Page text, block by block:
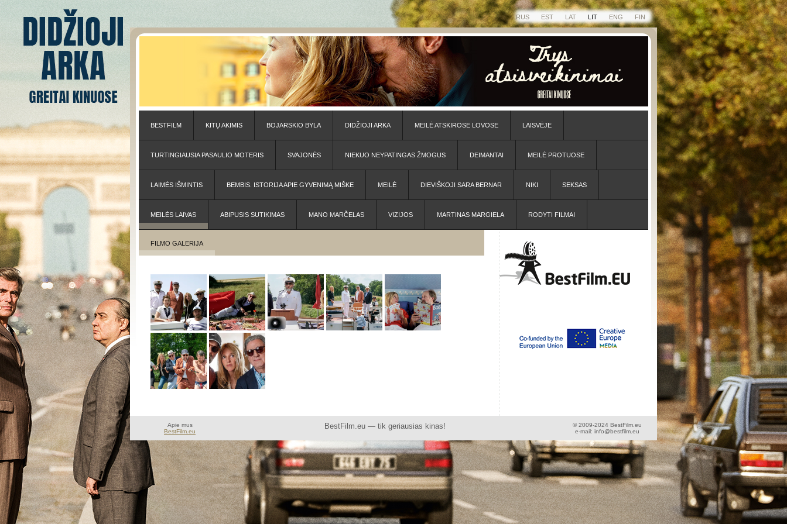
RUS EST LAT LIT ENG FIN
BESTFILM KITŲ AKIMIS BOJARSKIO BYLA DIDŽIOJI ARKA MEILĖ ATSKIROSE LOVOSE LAISVĖJE
TURTINGIAUSIA PASAULIO MOTERIS SVAJONĖS NIEKUO NEYPATINGAS ŽMOGUS DEIMANTAI MEILĖ PROTUOSE
LAIMĖS IŠMINTIS BEMBIS. ISTORIJA APIE GYVENIMĄ MIŠKE MEILĖ DIEVIŠKOJI SARA BERNAR NIKI SEKSAS
MEILĖS LAIVAS ABIPUSIS SUTIKIMAS MANO MARČELAS VIZIJOS MARTINAS MARGIELA RODYTI FILMAI
FILMO GALERIJA
Apie mus
BestFilm.eu
BestFilm.eu — tik geriausias kinas!
© 2009-2024 BestFilm.eu
e-mail: info@bestfilm.eu